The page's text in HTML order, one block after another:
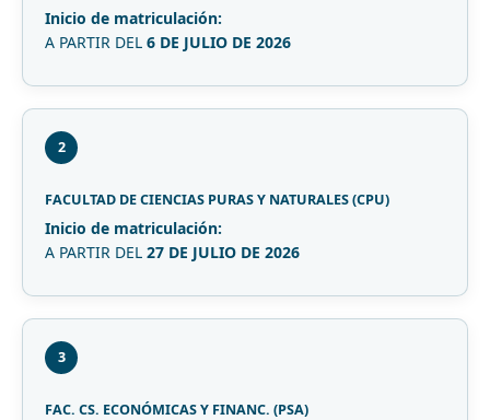
Inicio de matriculación:
A PARTIR DEL 6 DE JULIO DE 2026
2
FACULTAD DE CIENCIAS PURAS Y NATURALES (CPU)
Inicio de matriculación:
A PARTIR DEL 27 DE JULIO DE 2026
3
FAC. CS. ECONÓMICAS Y FINANC. (PSA)